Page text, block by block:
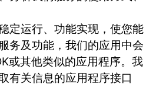
定运行、功能实现，使您能
务及功能，我们的应用中会
或其他类似的应用程序。我
有关信息的应用程序接口